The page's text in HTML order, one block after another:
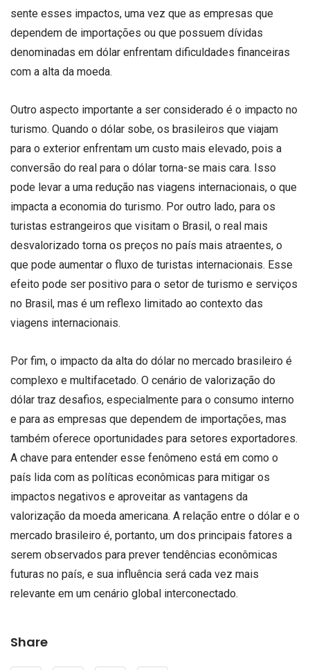
sente esses impactos, uma vez que as empresas que
dependem de importações ou que possuem dívidas
denominadas em dólar enfrentam dificuldades financeiras
com a alta da moeda.
Outro aspecto importante a ser considerado é o impacto no
turismo. Quando o dólar sobe, os brasileiros que viajam
para o exterior enfrentam um custo mais elevado, pois a
conversão do real para o dólar torna-se mais cara. Isso
pode levar a uma redução nas viagens internacionais, o que
impacta a economia do turismo. Por outro lado, para os
turistas estrangeiros que visitam o Brasil, o real mais
desvalorizado torna os preços no país mais atraentes, o
que pode aumentar o fluxo de turistas internacionais. Esse
efeito pode ser positivo para o setor de turismo e serviços
no Brasil, mas é um reflexo limitado ao contexto das
viagens internacionais.
Por fim, o impacto da alta do dólar no mercado brasileiro é
complexo e multifacetado. O cenário de valorização do
dólar traz desafios, especialmente para o consumo interno
e para as empresas que dependem de importações, mas
também oferece oportunidades para setores exportadores.
A chave para entender esse fenômeno está em como o
país lida com as políticas econômicas para mitigar os
impactos negativos e aproveitar as vantagens da
valorização da moeda americana. A relação entre o dólar e o
mercado brasileiro é, portanto, um dos principais fatores a
serem observados para prever tendências econômicas
futuras no país, e sua influência será cada vez mais
relevante em um cenário global interconectado.
Share